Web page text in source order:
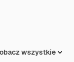
wszystkie